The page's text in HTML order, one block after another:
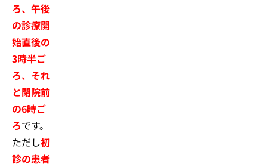
ろ、午後
の診療開
始直後の
3時半ご
ろ、それ
と閉院前
の6時ご
ろです。
ただし初
診の患者